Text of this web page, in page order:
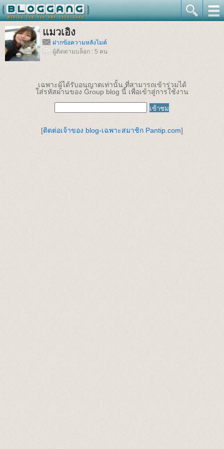
แมวเอิง
ฝากข้อความหลังไมค์
ผู้ติดตามบล็อก : 5 คน
เฉพาะผู้ได้รับอนุญาตเท่านั้น ที่สามารถเข้าร่วมได้
ใส่รหัสผ่านของ Group blog นี้ เพื่อเข้าสู่การใช้งาน
[ติดต่อเจ้าของ blog-เฉพาะสมาชิก Pantip.com]